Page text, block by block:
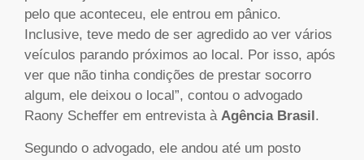
pelo que aconteceu, ele entrou em pânico.
Inclusive, teve medo de ser agredido ao ver vários
veículos parando próximos ao local. Por isso, após
ver que não tinha condições de prestar socorro
algum, ele deixou o local”, contou o advogado
Raony Scheffer em entrevista à Agência Brasil .
Segundo o advogado, ele andou até um posto